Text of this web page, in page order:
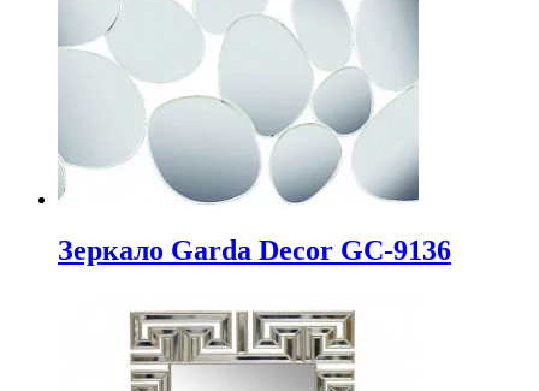
Зеркало Garda Decor GC-9136